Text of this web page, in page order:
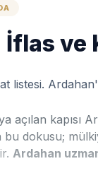
İflas ve
listesi.
açılan kapısı
dokusu;
Ardahan